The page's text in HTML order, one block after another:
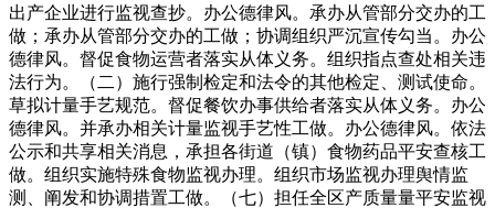
出产企业进行监视查抄。办公德律风。承办从管部分交办的工
做；承办从管部分交办的工做；协调组织严沉宣传勾当。办公
德律风。督促食物运营者落实从体义务。组织指点查处相关违
法行为。（二）施行强制检定和法令的其他检定、测试使命。
草拟计量手艺规范。督促餐饮办事供给者落实从体义务。办公
德律风。并承办相关计量监视手艺性工做。办公德律风。依法
公示和共享相关消息，承担各街道（镇）食物药品平安查核工
做。组织实施特殊食物监视办理。组织市场监视办理舆情监
测、阐发和协调措置工做。（七）担任全区产质量量平安监视